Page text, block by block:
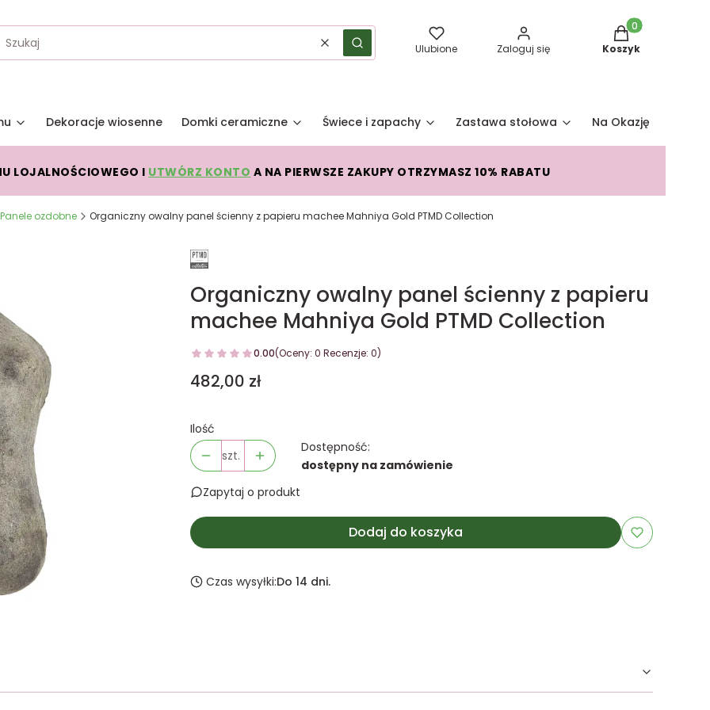
WyczyśćSzukaj Ulubione Zaloguj się
Produkty w
Koszyk
Dekoracje wiosenne Domki ceramiczne Świece i zapachy Zastawa stołowa Na Okazję
LOJALNOŚCIOWEGO I UTWÓRZ KONTO A NA PIERWSZE ZAKUPY OTRZYMASZ 10% RABATU
Panele ozdobne Organiczny owalny panel ścienny z papieru machee Mahniya Gold PTMD Collection
Organiczny owalny panel ścienny z papieru
machee Mahniya Gold PTMD Collection
0.00(Oceny: 0 Recenzje: 0)
Cena
482,00 zł
Ilość
szt.
Dostępność:
dostępny na zamówienie
Zapytaj o produkt
Dodaj do koszyka
Czas wysyłki:Do 14 dni.